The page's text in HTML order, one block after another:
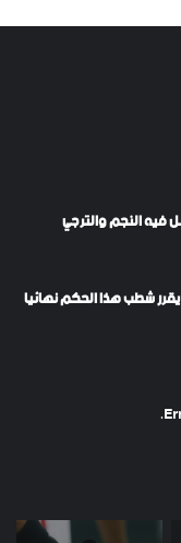
فيه النجم والترجي
شطب هذا الحكم نهائيا